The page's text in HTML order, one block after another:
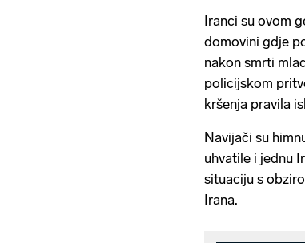
Iranci su ovom
domovini gdje
nakon smrti
policijskom
kršenja pravila
Navijači su
uhvatile i jednu
situaciju s
Irana.